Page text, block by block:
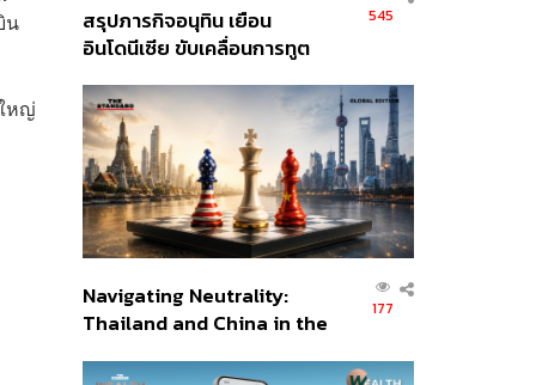
น
หญ่
สรุปภารกิจอนุทิน เยือน
อินโดนีเซีย ขับเคลื่อนการทูต
ส่วนยุทธศาสตร์ไทย –
อินโดนีเซีย
545
Navigating Neutrality:
Thailand and China in the
Order
177